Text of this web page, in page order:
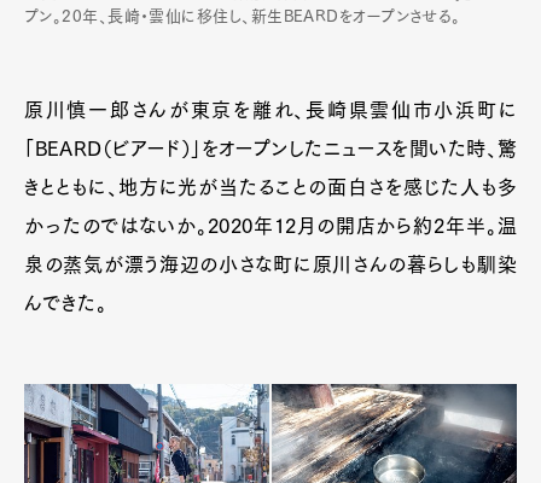
プン。20年、長崎・雲仙に移住し、新生BEARDをオープンさせる。
原川慎一郎さんが東京を離れ、長崎県雲仙市小浜町に
「BEARD（ビアード）」をオープンしたニュースを聞いた時、驚
きとともに、地方に光が当たることの面白さを感じた人も多
かったのではないか。2020年12月の開店から約2年半。温
泉の蒸気が漂う海辺の小さな町に原川さんの暮らしも馴染
んできた。